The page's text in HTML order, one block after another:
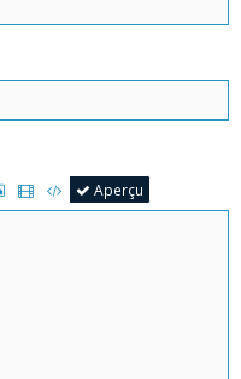
Aperçu